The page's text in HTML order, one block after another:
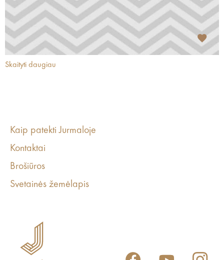
Skaityti daugiau
Kaip patekti Jurmaloje
Kontaktai
Brošiūros
Svetainės žemėlapis